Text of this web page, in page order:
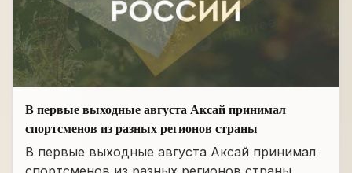
В первые выходные августа Аксай принимал
спортсменов из разных регионов страны
В первые выходные августа Аксай принимал